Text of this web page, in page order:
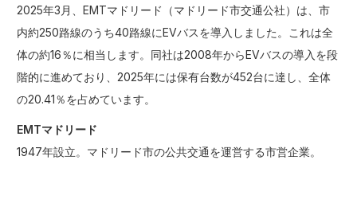
2025年3月、EMTマドリード（マドリード市交通公社）は、市
内約250路線のうち40路線にEVバスを導入しました。これは全
体の約16％に相当します。同社は2008年からEVバスの導入を段
階的に進めており、2025年には保有台数が452台に達し、全体
の20.41％を占めています。
EMTマドリード
1947年設立。マドリード市の公共交通を運営する市営企業。